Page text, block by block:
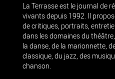
La Terrasse est le journal de
vivants depuis 1992. Il
de critiques, portraits,
dans les domaines du
la danse, de la marionnette,
classique, du jazz, des
chanson.